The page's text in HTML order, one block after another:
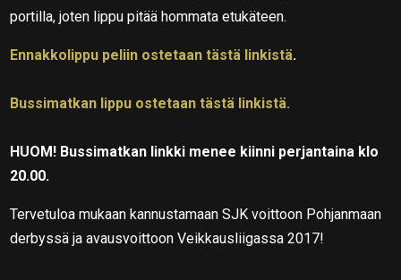
portilla, joten lippu pitää hommata etukäteen.
Ennakkolippu peliin ostetaan tästä linkistä.
Bussimatkan lippu ostetaan tästä linkistä.
HUOM! Bussimatkan linkki menee kiinni perjantaina klo
20.00.
Tervetuloa mukaan kannustamaan SJK voittoon Pohjanmaan
derbyssä ja avausvoittoon Veikkausliigassa 2017!